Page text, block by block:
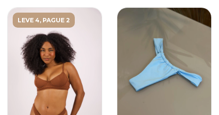
LEVE 4, PAGUE 2